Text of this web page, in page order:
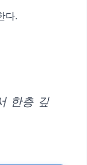
다.
한층 깊